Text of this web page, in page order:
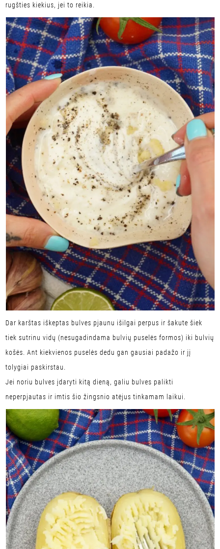
rugšties kiekius, jei to reikia.
Dar karštas iškeptas bulves pjaunu išilgai perpus ir šakute šiek
tiek sutrinu vidų (nesugadindama bulvių puselės formos) iki bulvių
košės. Ant kiekvienos puselės dedu gan gausiai padažo ir jį
tolygiai paskirstau.
Jei noriu bulves įdaryti kitą dieną, galiu bulves palikti
neperpjautas ir imtis šio žingsnio atėjus tinkamam laikui.